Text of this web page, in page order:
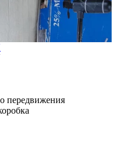
передвижения